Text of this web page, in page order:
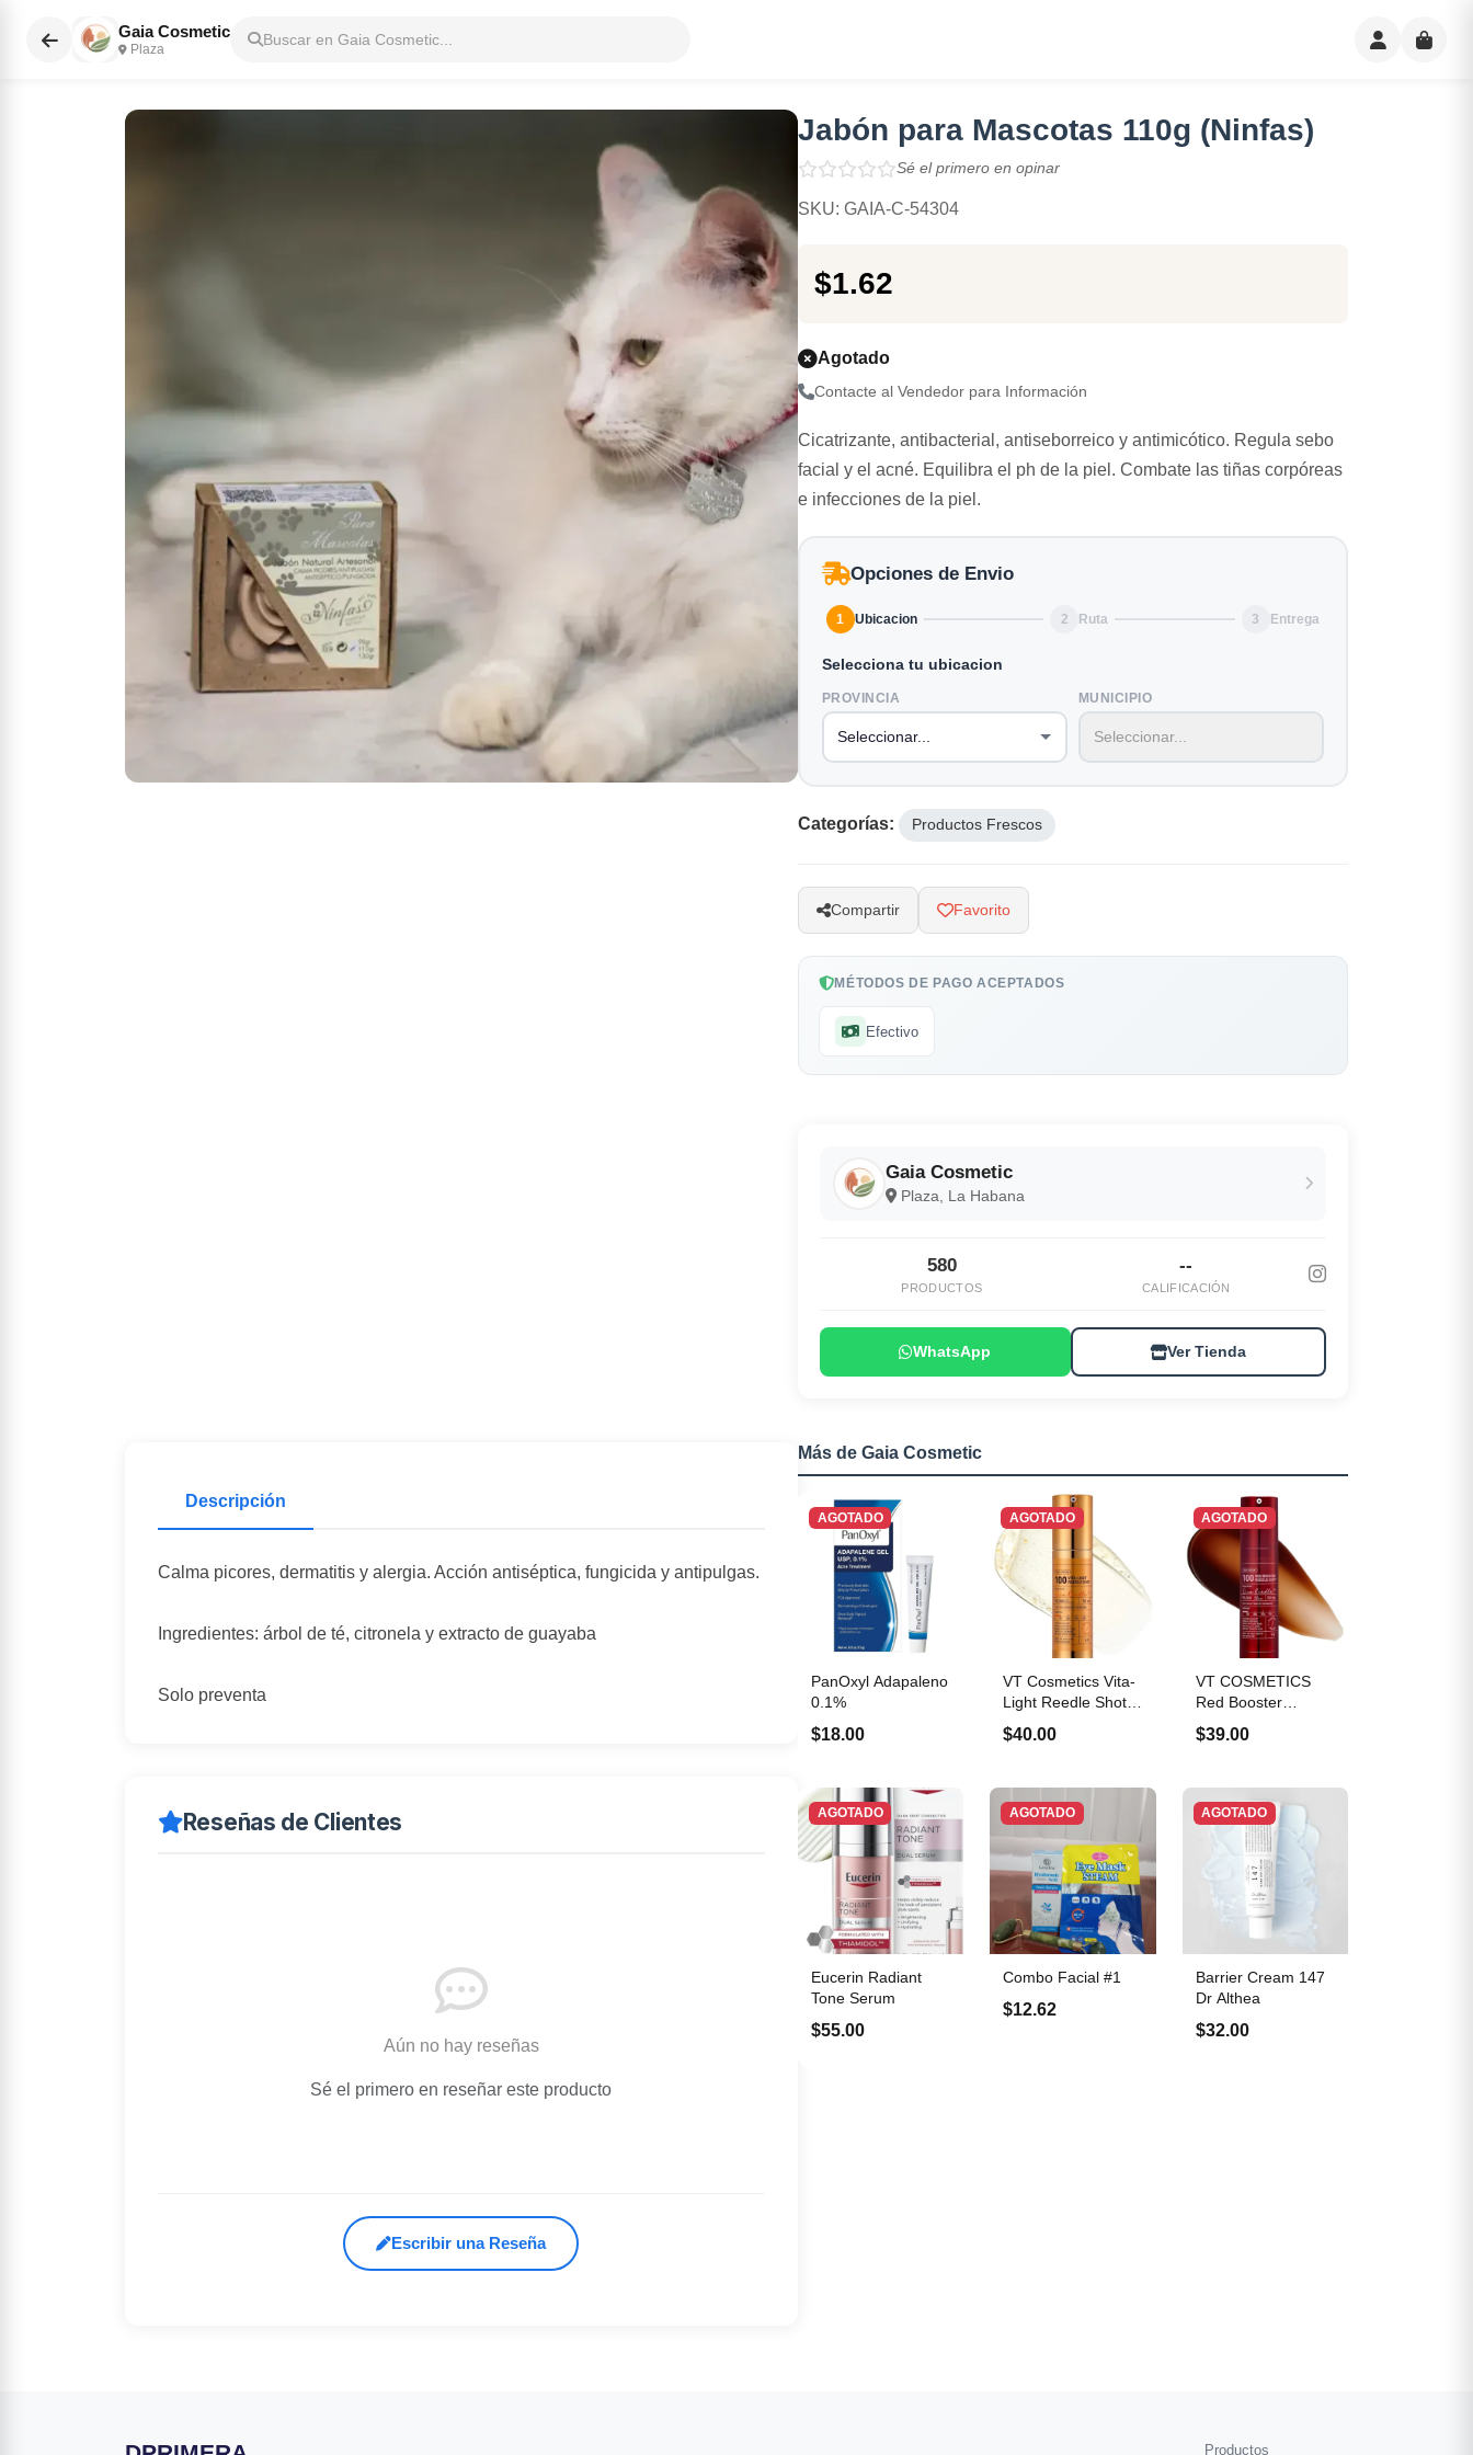
Gaia Cosmetic
Plaza
Buscar en Gaia Cosmetic...
Jabón para Mascotas 110g (Ninfas)
Sé el primero en opinar
SKU: GAIA-C-54304
$1.62
Agotado
Contacte al Vendedor para Información
Cicatrizante, antibacterial, antiseborreico y antimicótico. Regula sebo
facial y el acné. Equilibra el ph de la piel. Combate las tiñas corpóreas
e infecciones de la piel.
Opciones de Envio
1 Ubicacion 2 Ruta 3 Entrega
Selecciona tu ubicacion
PROVINCIA MUNICIPIO
Categorías: Productos Frescos
Compartir Favorito
MÉTODOS DE PAGO ACEPTADOS
Efectivo
Gaia Cosmetic
Plaza, La Habana
580
PRODUCTOS
--
CALIFICACIÓN
WhatsApp Ver Tienda
Descripción
Calma picores, dermatitis y alergia. Acción antiséptica, fungicida y antipulgas.
Ingredientes: árbol de té, citronela y extracto de guayaba
Solo preventa
Reseñas de Clientes
Aún no hay reseñas
Sé el primero en reseñar este producto
Escribir una Reseña
Más de Gaia Cosmetic
AGOTADO
PanOxyl Adapaleno
0.1%
$18.00
AGOTADO
VT Cosmetics Vita-
Light Reedle Shot
100
$40.00
AGOTADO
VT COSMETICS
Red Booster
Reedle Shot 100
$39.00
AGOTADO
Eucerin Radiant
Tone Serum
$55.00
AGOTADO
Combo Facial #1
$12.62
AGOTADO
Barrier Cream 147
Dr Althea
$32.00
Productos